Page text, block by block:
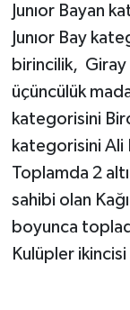
Junıor Bayan
Junıor Bay
birincilik, Giray
üçüncülük
kategorisini
kategorisini Ali
Toplamda 2
sahibi olan
boyunca
Kulüpler